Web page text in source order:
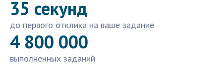
35 секунд
до первого отклика на ваше задание
4 800 000
выполненных заданий